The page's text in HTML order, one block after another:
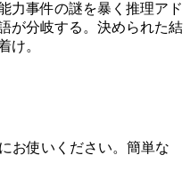
力事件の謎を暴く推理アド
が分岐する。決められた結
け。
お使いください。簡単な